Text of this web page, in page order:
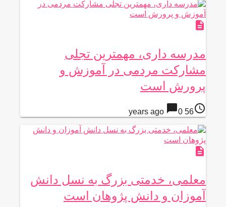
description
مدرسه داری، مهمترین تجلی
مشارکت مردمی در آموزش و
پرورش است
access_time
56 years ago
chat_bubble0
description
معلمی، خدمتی بزرگ به نسل دانش
آموزان و دانش پژوهان است